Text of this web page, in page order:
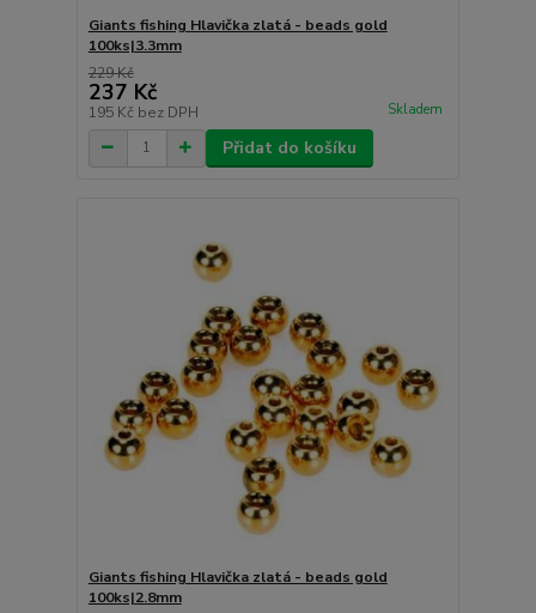
Giants fishing Hlavička zlatá - beads gold
100ks|3.3mm
229 Kč
237 Kč
195 Kč bez DPH Skladem
Přidat do košíku
Giants fishing Hlavička zlatá - beads gold
100ks|2.8mm